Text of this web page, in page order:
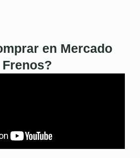
en Mercado
Frenos?